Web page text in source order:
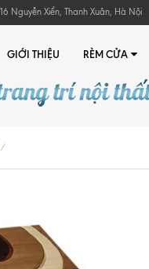
Nguyễn Xiển, Thanh Xuân, Hà Nội
GIỚI THIỆU RÈM CỬA